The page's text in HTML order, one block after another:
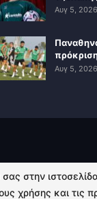
Αυγ 5, 2026
Αυγ 5, 2026
σας στην
χρήσης και τις